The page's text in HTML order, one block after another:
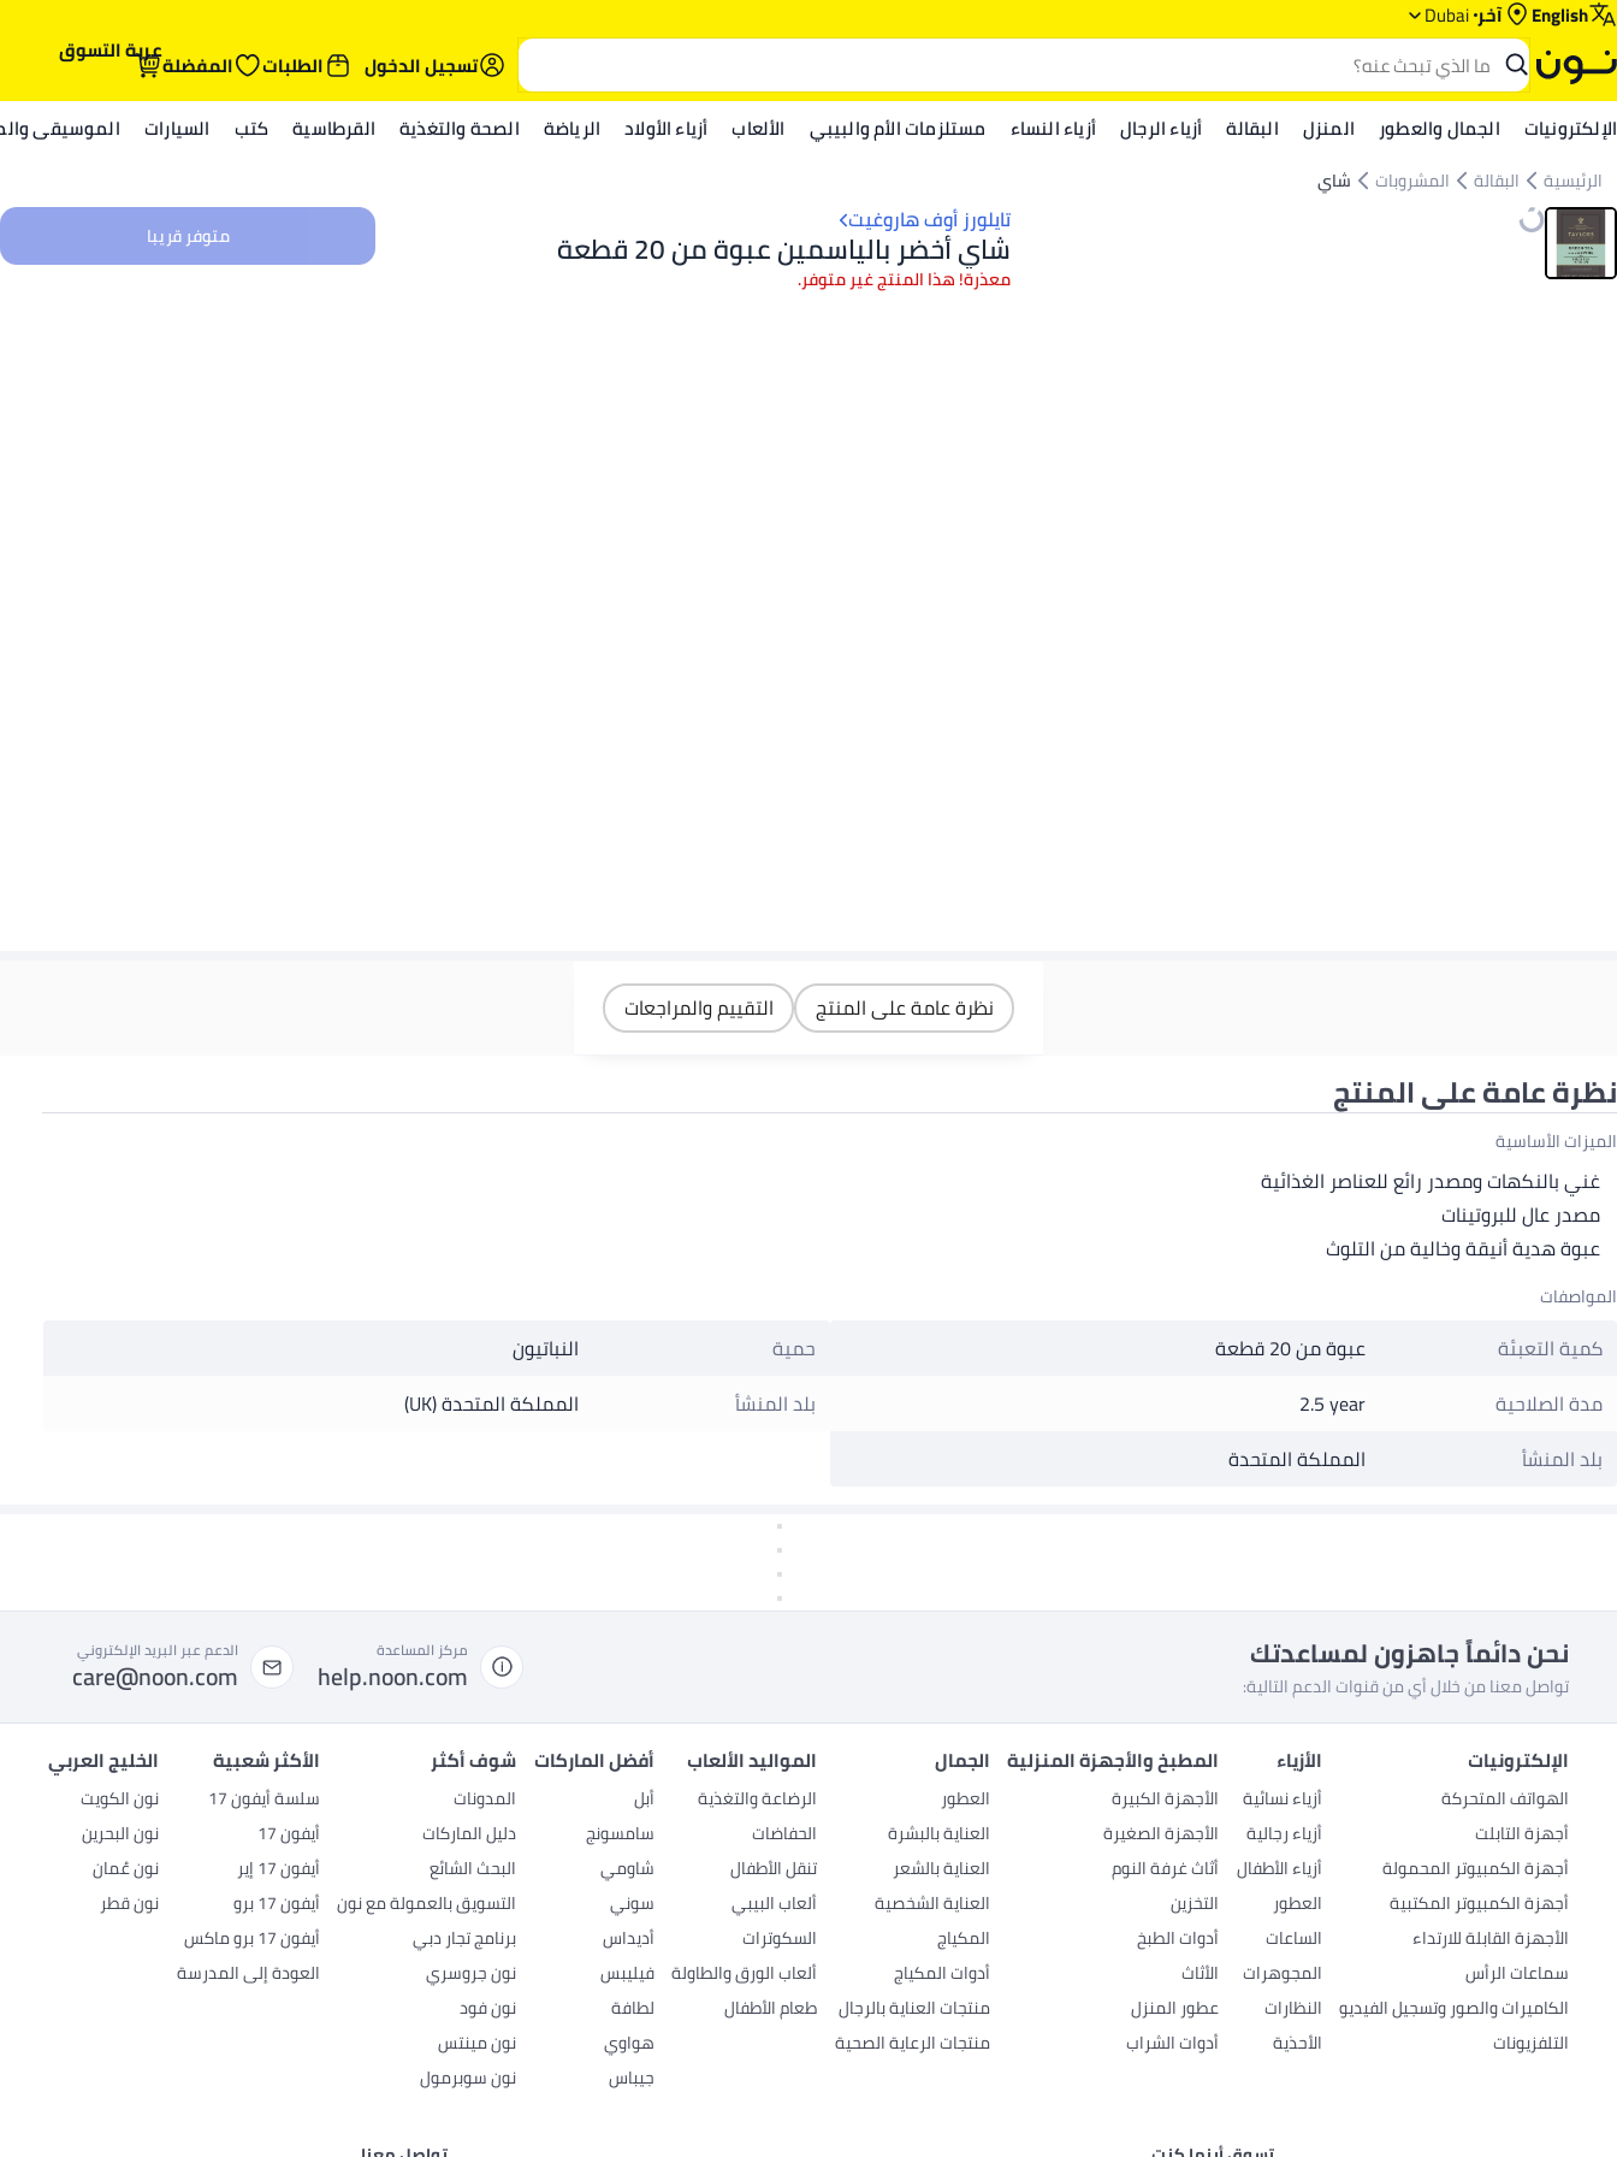
English آخر Dubai
تسجيل الدخول
الطلبات المفضلةعربة التسوق
الإلكترونيات الجمال والعطور المنزل البقالة أزياء الرجال أزياء النساء مستلزمات الأم والبيبي الألعاب أزياء الأولاد الرياضة الصحة والتغذية القرطاسية كتب السيارات الموسيقى
الرئيسية البقالة المشروبات شاي
تايلورز أوف هاروغيت
شاي أخضر بالياسمين عبوة من 20 قطعة
معذرة! هذا المنتج غير متوفر.
متوفر قريبا
نظرة عامة على المنتج التقييم والمراجعات
نظرة عامة على المنتج
الميزات الأساسية
غني بالنكهات ومصدر رائع للعناصر الغذائية
مصدر عال للبروتينات
عبوة هدية أنيقة وخالية من التلوث
المواصفات
كمية التعبئة
عبوة من 20 قطعة
مدة الصلاحية
2.5 year
بلد المنشأ
المملكة المتحدة
حمية
النباتيون
بلد المنشأ
المملكة المتحدة (UK)
نحن دائماً جاهزون لمساعدتك
تواصل معنا من خلال أي من قنوات الدعم التالية:
مركز المساعدة
help.noon.com
الدعم عبر البريد الإلكتروني
care@noon.com
الإلكترونيات
الهواتف المتحركة
أجهزة التابلت
أجهزة الكمبيوتر المحمولة
أجهزة الكمبيوتر المكتبية
الأجهزة القابلة للارتداء
سماعات الرأس
الكاميرات والصور وتسجيل الفيديو
التلفزيونات
الأزياء
أزياء نسائية
أزياء رجالية
أزياء الأطفال
العطور
الساعات
المجوهرات
النظارات
الأحذية
المطبخ والأجهزة المنزلية
الأجهزة الكبيرة
الأجهزة الصغيرة
أثاث غرفة النوم
التخزين
أدوات الطبخ
الأثاث
عطور المنزل
أدوات الشراب
الجمال
العطور
العناية بالبشرة
العناية بالشعر
العناية الشخصية
المكياج
أدوات المكياج
منتجات العناية بالرجال
منتجات الرعاية الصحية
المواليد الألعاب
الرضاعة والتغذية
الحفاضات
تنقل الأطفال
ألعاب البيبي
السكوترات
ألعاب الورق والطاولة
طعام الأطفال
أفضل الماركات
أبل
سامسونج
شاومي
سوني
أديداس
فيليبس
لطافة
هواوي
جيباس
شوف أكثر
المدونات
دليل الماركات
البحث الشائع
التسويق بالعمولة مع نون
برنامج تجار دبي
نون جروسري
نون فود
نون مينتس
نون سوبرمول
الأكثر شعبية
سلسة أيفون 17
أيفون 17
أيفون 17 إير
أيفون 17 برو
أيفون 17 برو ماكس
العودة إلى المدرسة
الخليج العربي
نون الكويت
نون البحرين
نون عُمان
نون قطر